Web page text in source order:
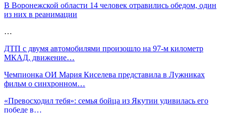
В Воронежской области 14 человек отравились обедом, один
из них в реанимации
…
ДТП с двумя автомобилями произошло на 97-м километр
МКАД, движение…
Чемпионка ОИ Мария Киселева представила в Лужниках
фильм о синхронном…
«Превосходил тебя»: семья бойца из Якутии удивилась его
победе в…